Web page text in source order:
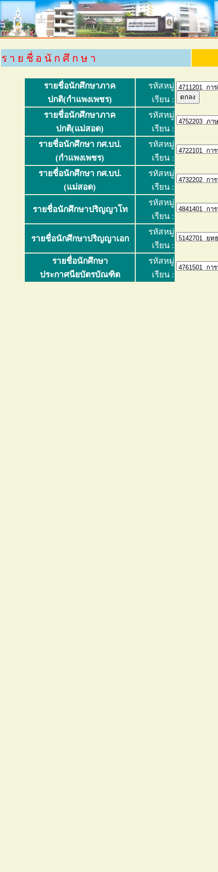
ร า ย ชื่ อ นั ก ศึ ก ษ า
รายชื่อนักศึกษาภาค
ปกติ(กำแพงเพชร)
รหัสหมู่
เรียน :
รายชื่อนักศึกษาภาค
ปกติ(แม่สอด)
รหัสหมู่
เรียน :
รายชื่อนักศึกษา กศ.บป.
(กำแพงเพชร)
รหัสหมู่
เรียน :
รายชื่อนักศึกษา กศ.บป.
(แม่สอด)
รหัสหมู่
เรียน :
รายชื่อนักศึกษาปริญญาโท
รหัสหมู่
เรียน :
รายชื่อนักศึกษาปริญญาเอก
รหัสหมู่
เรียน :
รายชื่อนักศึกษา
ประกาศนียบัตรบัณฑิต
รหัสหมู่
เรียน :